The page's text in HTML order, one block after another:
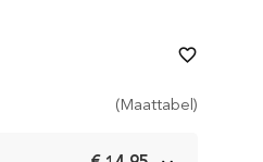
(Maattabel)
favorite_border